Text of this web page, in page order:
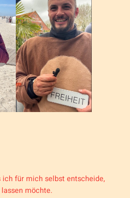
für mich selbst entscheide,
möchte.